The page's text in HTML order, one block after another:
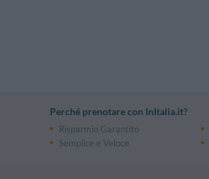
Perché prenotare con InItalia.it?
Risparmio Garantito
Semplice e Veloce